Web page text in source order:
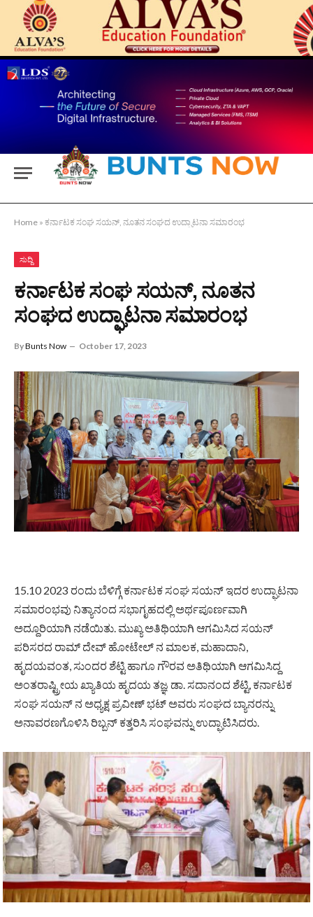
Home » ಕರ್ನಾಟಕ ಸಂಘ ಸಯನ್, ನೂತನ ಸಂಘದ ಉದ್ಘಾಟನಾ ಸಮಾರಂಭ
ಸುದ್ದಿ
ಕರ್ನಾಟಕ ಸಂಘ ಸಯನ್, ನೂತನ
ಸಂಘದ ಉದ್ಘಾಟನಾ ಸಮಾರಂಭ
ByBunts Now October 17, 2023
15.10 2023 ರಂದು ಬೆಳಿಗ್ಗೆ ಕರ್ನಾಟಕ ಸಂಘ ಸಯನ್ ಇದರ ಉದ್ಘಾಟನಾ
ಸಮಾರಂಭವು ನಿತ್ಯಾನಂದ ಸಭಾಗೃಹದಲ್ಲಿ ಅರ್ಥಪೂರ್ಣವಾಗಿ
ಅದ್ದೂರಿಯಾಗಿ ನಡೆಯಿತು. ಮುಖ್ಯ ಅತಿಥಿಯಾಗಿ ಆಗಮಿಸಿದ ಸಯನ್
ಪರಿಸರದ ರಾಮ್ ದೇವ್ ಹೋಟೇಲ್ ನ ಮಾಲಕ, ಮಹಾದಾನಿ,
ಹೃದಯವಂತ, ಸುಂದರ ಶೆಟ್ಟಿ ಹಾಗೂ ಗೌರವ ಅತಿಥಿಯಾಗಿ ಆಗಮಿಸಿದ್ದ
ಅಂತರಾಷ್ಟ್ರೀಯ ಖ್ಯಾತಿಯ ಹೃದಯ ತಜ್ಞ ಡಾ. ಸದಾನಂದ ಶೆಟ್ಟಿ, ಕರ್ನಾಟಕ
ಸಂಘ ಸಯನ್ ನ ಅಧ್ಯಕ್ಷ ಪ್ರವೀಣ್ ಭಟ್ ಅವರು ಸಂಘದ ಬ್ಯಾನರನ್ನು
ಅನಾವರಣಗೊಳಿಸಿ ರಿಬ್ಬನ್ ಕತ್ತರಿಸಿ ಸಂಘವನ್ನು ಉದ್ಘಾಟಿಸಿದರು.